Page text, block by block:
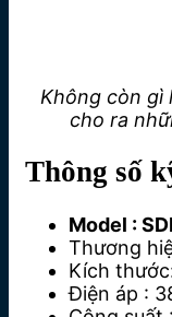
Không còn gì
cho ra
Thông số
Model :
Thương
Kích
Điện áp :